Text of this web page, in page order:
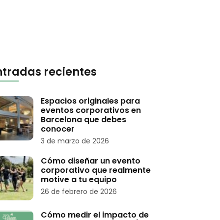
recientes
Espacios originales para
eventos corporativos en
Barcelona que debes
conocer
3 de marzo de 2026
Cómo diseñar un evento
corporativo que realmente
motive a tu equipo
26 de febrero de 2026
Cómo medir el impacto de